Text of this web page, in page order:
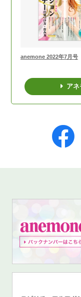
anemone 2022年7月号
ア